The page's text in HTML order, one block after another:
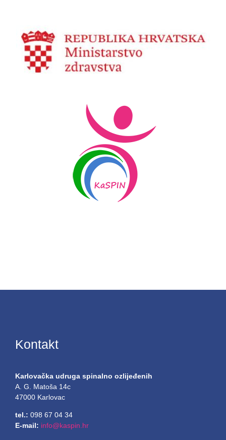
Kontakt
Karlovačka udruga spinalno ozlijeđenih
A. G. Matoša 14c
47000 Karlovac
tel.: 098 67 04 34
E-mail: info@kaspin.hr